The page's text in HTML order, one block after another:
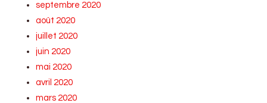
septembre 2020
août 2020
juillet 2020
juin 2020
mai 2020
avril 2020
mars 2020